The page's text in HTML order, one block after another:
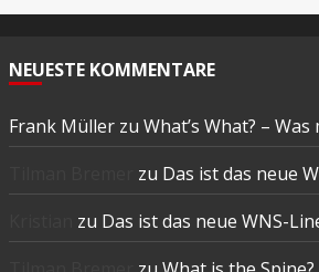
NEUESTE KOMMENTARE
Frank Müller zu What’s What? –
zu Das ist das neue
zu Das ist das neue WNS-